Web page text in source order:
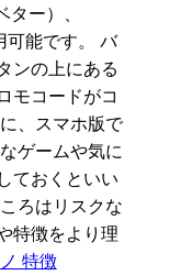
ー）、
可能です。 バ
ンの上にある
モコードがコ
、スマホ版で
ゲームや気に
ておくといい
ろはリスクな
特徴をより理
特徴